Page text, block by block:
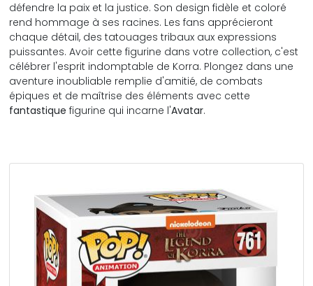
défendre la paix et la justice. Son design fidèle et coloré
rend hommage à ses racines. Les fans apprécieront
chaque détail, des tatouages tribaux aux expressions
puissantes. Avoir cette figurine dans votre collection, c'est
célébrer l'esprit indomptable de Korra. Plongez dans une
aventure inoubliable remplie d'amitié, de combats
épiques et de maîtrise des éléments avec cette
fantastique figurine qui incarne l'Avatar.